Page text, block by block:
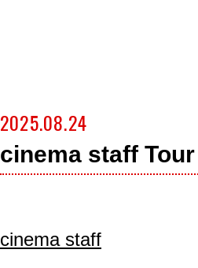
2025.08.24
cinema staff Tour
cinema staff